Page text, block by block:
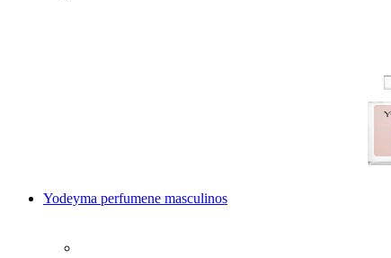
Yodeyma perfumene masculinos